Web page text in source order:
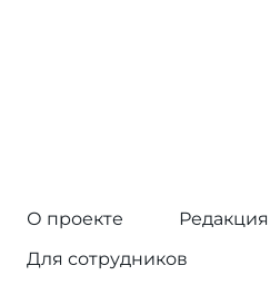
О проекте
Редакция
Для сотрудников